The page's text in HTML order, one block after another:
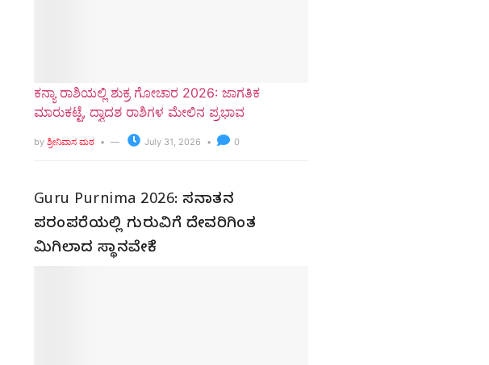
ಕನ್ಯಾ ರಾಶಿಯಲ್ಲಿ ಶುಕ್ರ ಗೋಚಾರ 2026: ಜಾಗತಿಕ
ಮಾರುಕಟ್ಟೆ, ದ್ವಾದಶ ರಾಶಿಗಳ ಮೇಲಿನ ಪ್ರಭಾವ
by ಶ್ರೀನಿವಾಸ ಮಠ July 31, 2026 0
Guru Purnima 2026: ಸನಾತನ
ಪರಂಪರೆಯಲ್ಲಿ ಗುರುವಿಗೆ ದೇವರಿಗಿಂತ
ಮಿಗಿಲಾದ ಸ್ಥಾನವೇಕೆ?